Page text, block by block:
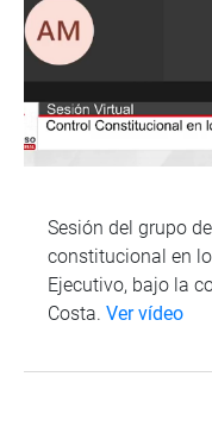
Sesión del grupo
constitucional en
Ejecutivo, bajo la
Costa. Ver vídeo